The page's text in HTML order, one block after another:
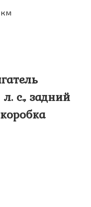
км
с., задний